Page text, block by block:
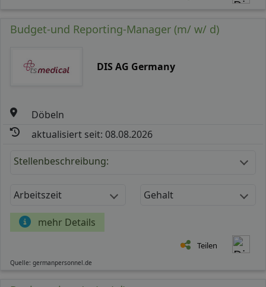
Budget-und Reporting-Manager (m/ w/ d)
DIS AG Germany
Döbeln
aktualisiert seit: 08.08.2026
Stellenbeschreibung:
Arbeitszeit Gehalt
mehr Details
Teilen
Quelle: germanpersonnel.de